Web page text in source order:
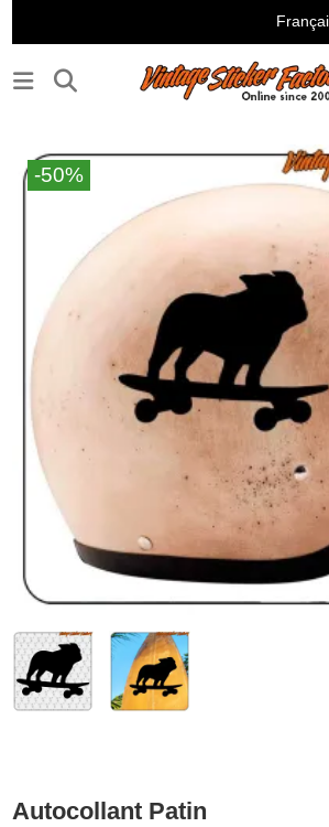
-50%
Autocollant Patin